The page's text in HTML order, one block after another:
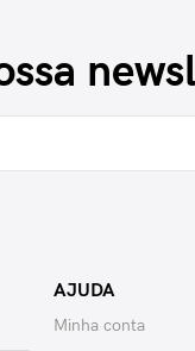
AJUDA
Minha conta